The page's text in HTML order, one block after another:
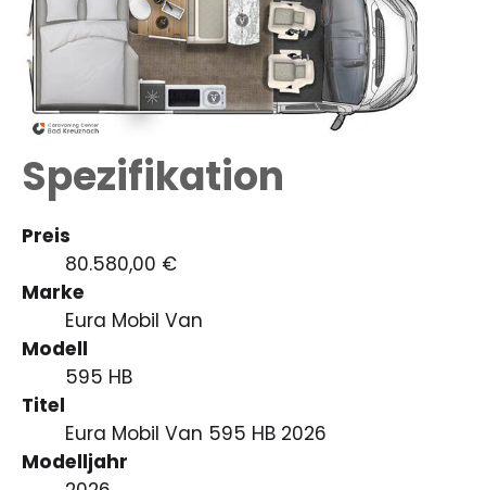
Spezifikation
Preis
80.580,00 €
Marke
Eura Mobil Van
Modell
595 HB
Titel
Eura Mobil Van 595 HB 2026
Modelljahr